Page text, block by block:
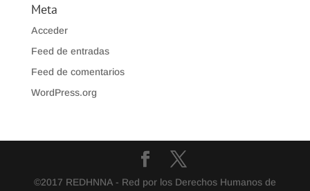
Meta
Acceder
Feed de entradas
Feed de comentarios
WordPress.org
©2017 REDHNNA - Red por los Derechos Humanos de